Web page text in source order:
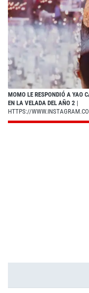
MOMO LE RESPONDIÓ A YAO
EN LA VELADA DEL AÑO 2 |
HTTPS://